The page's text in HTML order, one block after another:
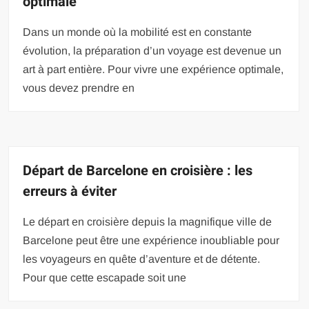
Dans un monde où la mobilité est en constante
évolution, la préparation d’un voyage est devenue un
art à part entière. Pour vivre une expérience optimale,
vous devez prendre en
Départ de Barcelone en croisière : les
erreurs à éviter
Le départ en croisière depuis la magnifique ville de
Barcelone peut être une expérience inoubliable pour
les voyageurs en quête d’aventure et de détente.
Pour que cette escapade soit une